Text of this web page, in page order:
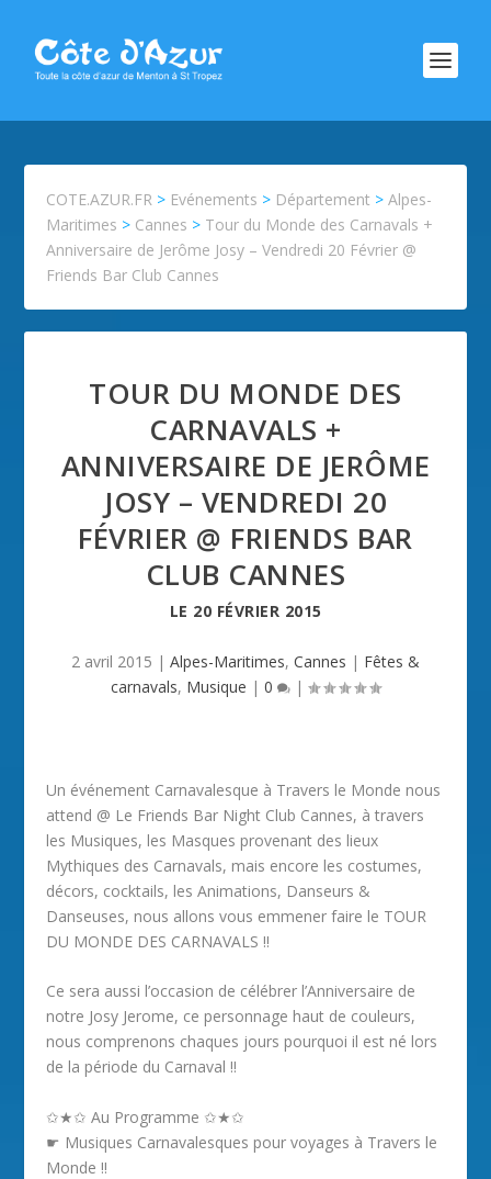
COTE.AZUR.FR > Evénements > Département >Alpes-
Maritimes > Cannes > Tour du Monde des Carnavals +
Anniversaire de Jerôme Josy – Vendredi 20 Février @
Friends Bar Club Cannes
TOUR DU MONDE DES
CARNAVALS +
ANNIVERSAIRE DE JERÔME
JOSY – VENDREDI 20
FÉVRIER @ FRIENDS BAR
CLUB CANNES
LE 20 FÉVRIER 2015
2 avril 2015 | Alpes-Maritimes, Cannes | Fêtes &
carnavals, Musique | 0 |
Un événement Carnavalesque à Travers le Monde nous
attend @ Le Friends Bar Night Club Cannes, à travers
les Musiques, les Masques provenant des lieux
Mythiques des Carnavals, mais encore les costumes,
décors, cocktails, les Animations, Danseurs &
Danseuses, nous allons vous emmener faire le TOUR
DU MONDE DES CARNAVALS !!
Ce sera aussi l’occasion de célébrer l’Anniversaire de
notre Josy Jerome, ce personnage haut de couleurs,
nous comprenons chaques jours pourquoi il est né lors
de la période du Carnaval !!
✩★✩ Au Programme ✩★✩
☛ Musiques Carnavalesques pour voyages à Travers le
Monde !!